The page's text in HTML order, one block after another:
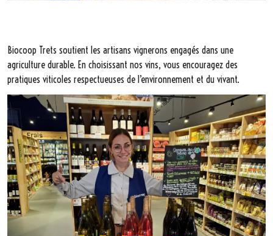
Biocoop Trets soutient les artisans vignerons engagés dans une
agriculture durable. En choisissant nos vins, vous encouragez des
pratiques viticoles respectueuses de l’environnement et du vivant.